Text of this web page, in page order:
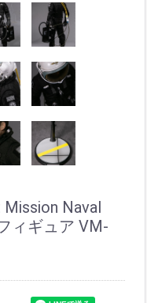
Naval
ィギュア VM-